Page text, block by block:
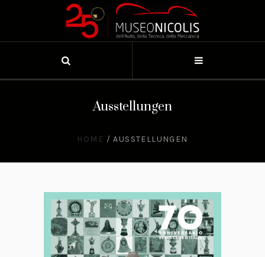
Ausstellungen
HOME / AUSSTELLUNGEN